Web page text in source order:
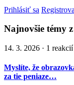
Prihlásiť sa
Najnovšie témy
14. 3. 2026 · 1 reakcií
Myslíte, že
za tie peniaze…